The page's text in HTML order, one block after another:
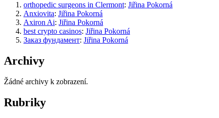
orthopedic surgeons in Clermont: Jiřina Pokorná
Anxiovita: Jiřina Pokorná
Axiron Ai: Jiřina Pokorná
best crypto casinos: Jiřina Pokorná
Заказ фундамент: Jiřina Pokorná
Archivy
Žádné archivy k zobrazení.
Rubriky